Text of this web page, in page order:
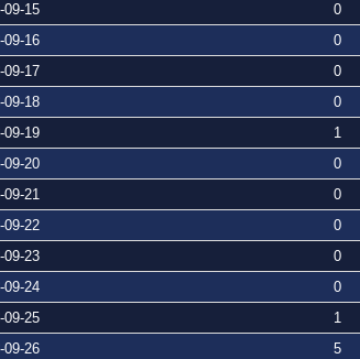
09-15
0
09-16
0
09-17
0
09-18
0
09-19
1
09-20
0
09-21
0
09-22
0
09-23
0
09-24
0
09-25
1
09-26
5